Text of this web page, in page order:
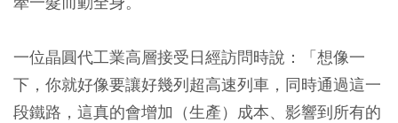
一位晶圓代工業高層接受日經訪問時說：「想像一
下，你就好像要讓好幾列超高速列車，同時通過這一
段鐵路，這真的會增加（生產）成本、影響到所有的